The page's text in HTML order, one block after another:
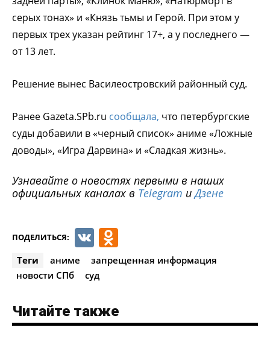
серых тонах» и «Князь тьмы и Герой. При этом у
первых трех указан рейтинг 17+, а у последнего —
от 13 лет.
Решение вынес Василеостровский районный суд.
Ранее Gazeta.SPb.ru сообщала, что петербургские
суды добавили в «черный список» аниме «Ложные
доводы», «Игра Дарвина» и «Сладкая жизнь».
Узнавайте о новостях первыми в наших
официальных каналах в Telegram иДзене
ПОДЕЛИТЬСЯ: VK
Теги аниме
запрещенная информация
новости СПб
суд
Читайте также